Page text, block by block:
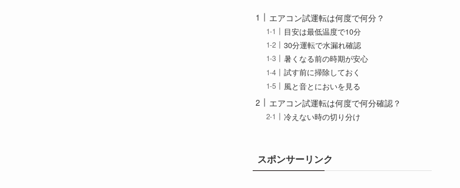
エアコン試運転は何度で何分？
目安は最低温度で10分
30分運転で水漏れ確認
暑くなる前の時期が安心
試す前に掃除しておく
風と音とにおいを見る
エアコン試運転は何度で何分確認？
冷えない時の切り分け
修理相談の目安
エアコン試運転は何度で何分のまとめ
スポンサーリンク